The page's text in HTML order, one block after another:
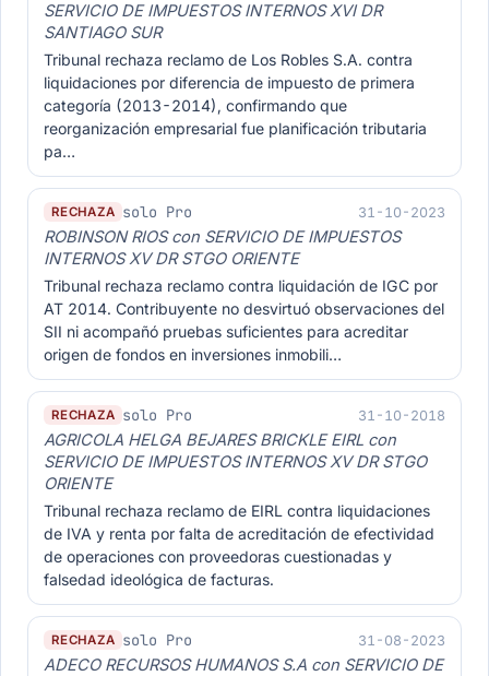
SERVICIO DE IMPUESTOS INTERNOS XVI DR
SANTIAGO SUR
Tribunal rechaza reclamo de Los Robles S.A. contra
liquidaciones por diferencia de impuesto de primera
categoría (2013-2014), confirmando que
reorganización empresarial fue planificación tributaria
pa…
RECHAZA solo Pro 31-10-2023
ROBINSON RIOS con SERVICIO DE IMPUESTOS
INTERNOS XV DR STGO ORIENTE
Tribunal rechaza reclamo contra liquidación de IGC por
AT 2014. Contribuyente no desvirtuó observaciones del
SII ni acompañó pruebas suficientes para acreditar
origen de fondos en inversiones inmobili…
RECHAZA solo Pro 31-10-2018
AGRICOLA HELGA BEJARES BRICKLE EIRL con
SERVICIO DE IMPUESTOS INTERNOS XV DR STGO
ORIENTE
Tribunal rechaza reclamo de EIRL contra liquidaciones
de IVA y renta por falta de acreditación de efectividad
de operaciones con proveedoras cuestionadas y
falsedad ideológica de facturas.
RECHAZA solo Pro 31-08-2023
ADECO RECURSOS HUMANOS S.A con SERVICIO DE